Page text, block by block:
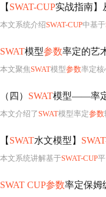
【 SWAT-CUP实战指南】
本文系统介绍SWAT-CUP中基于
SWAT模型参数率定的艺
本文聚焦SWAT模型参数率定核
（四） SWAT模型——率
本文介绍了SWAT模型率定参数
【 SWAT水文模型】
本文系统讲解基于SWAT-CUP
SWAT CUP参数率定保姆